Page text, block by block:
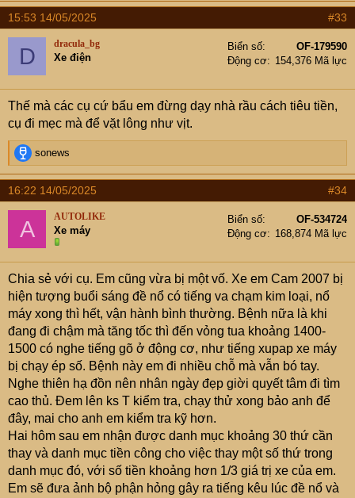
a
c
s
:
15:53 14/05/2025 #33
D dracula_bg
Xe điện
Biển số
OF-179590
Động cơ
154,376 Mã lực
Thế mà các cụ cứ bẩu em đừng dạy nhà rầu cách tiêu tiền,
cụ đi mẹc mà để vặt lông như vịt.
R
e
a
c
t
o
n
s
:
sonews
16:22 14/05/2025 #34
A AUTOLIKE
Xe máy
Biển số
OF-534724
Động cơ
168,874 Mã lực
Chia sẻ với cụ. Em cũng vừa bị một vố. Xe em Cam 2007 bị
hiện tượng buổi sáng đề nổ có tiếng va chạm kim loại, nổ
máy xong thì hết, vận hành bình thường. Bệnh nữa là khi
đang đi chậm mà tăng tốc thì đến vỏng tua khoảng 1400-
1500 có nghe tiếng gõ ở động cơ, như tiếng xupap xe máy
bị chạy ép số. Bệnh này em đi nhiều chỗ mà vẫn bó tay.
Nghe thiên hạ đồn nên nhân ngày đẹp giời quyết tâm đi tìm
cao thủ. Đem lên ks T kiểm tra, chạy thử xong bảo anh để
đây, mai cho anh em kiểm tra kỹ hơn.
Hai hôm sau em nhận được danh mục khoảng 30 thứ cần
thay và danh mục tiền công cho việc thay một số thứ trong
danh mục đó, với số tiền khoảng hơn 1/3 giá trị xe của em.
Em sẽ đưa ảnh bộ phận hỏng gây ra tiếng kêu lúc đề nổ và